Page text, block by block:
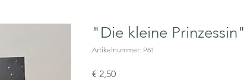
"Die kleine Prinzessin"
Artikelnummer: P61
€ 2,50Preis